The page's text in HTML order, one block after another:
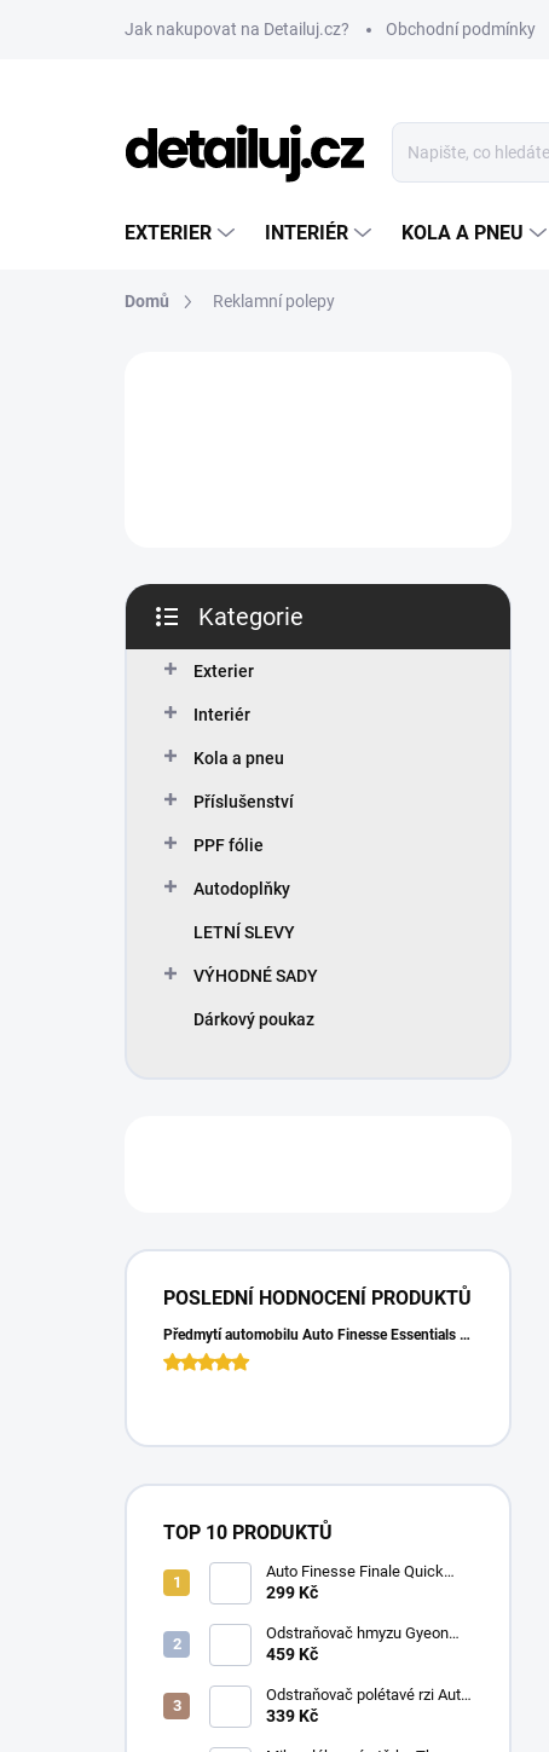
Jak nakupovat na Detailuj.cz? Obchodní podmínky
EXTERIER INTERIÉR KOLA A PNEU
Domů Reklamní polepy
p
n
kategorie
Kategorie
Exterier
Interiér
Kola a pneu
Příslušenství
PPF fólie
Autodoplňky
LETNÍ SLEVY
VÝHODNÉ SADY
Dárkový poukaz
POSLEDNÍ HODNOCENÍ PRODUKTŮ
Předmytí automobilu Auto Finesse Essentials Pre-Wash (500 ml)
TOP 10 PRODUKTŮ
Auto Finesse Finale Quick
Detailer (500 ml)
299 Kč
Odstraňovač hmyzu Gyeon
Q2M Bug&Grime (1 L)
459 Kč
Odstraňovač polétavé rzi Auto
Finesse Iron Out
339 Kč